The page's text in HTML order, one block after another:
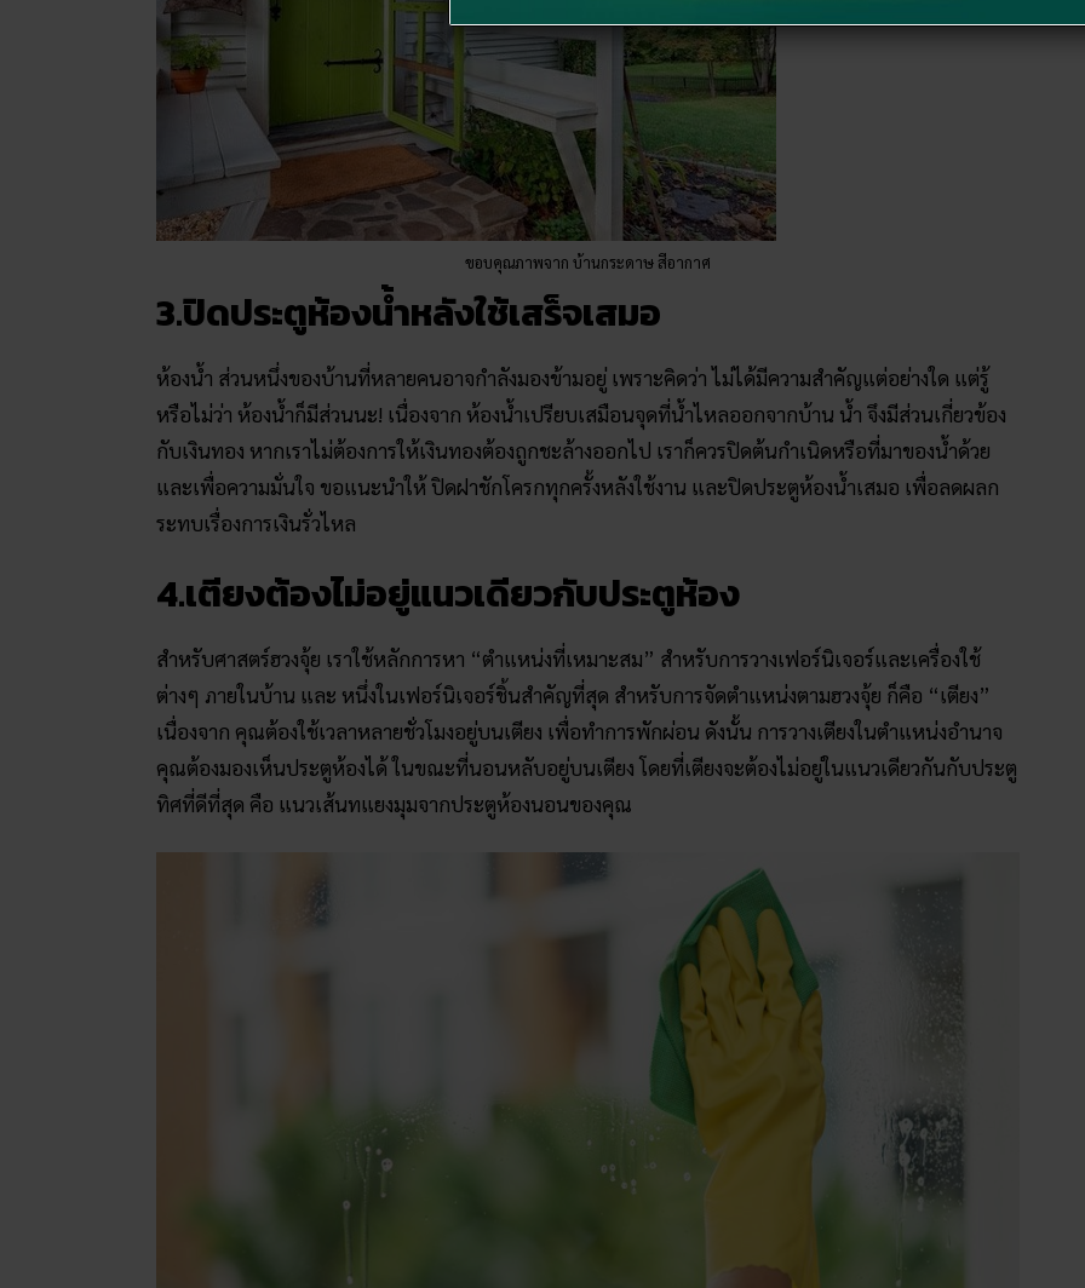
ขอบคุณภาพจาก บ้านกระดาษ สีอากาศ
3.ปิดประตูห้องน้ำหลังใช้เสร็จเสมอ
ห้องน้ำ ส่วนหนึ่งของบ้านที่หลายคนอาจกำลังมองข้ามอยู่ เพราะคิดว่า ไม่ได้มีความสำคัญแต่อย่างใด แต่รู้
หรือไม่ว่า ห้องน้ำก็มีส่วนนะ! เนื่องจาก ห้องน้ำเปรียบเสมือนจุดที่น้ำไหลออกจากบ้าน น้ำ จึงมีส่วนเกี่ยวข้อง
กับเงินทอง หากเราไม่ต้องการให้เงินทองต้องถูกชะล้างออกไป เราก็ควรปิดต้นกำเนิดหรือที่มาของน้ำด้วย
และเพื่อความมั่นใจ ขอแนะนำให้ ปิดฝาชักโครกทุกครั้งหลังใช้งาน และปิดประตูห้องน้ำเสมอ เพื่อลดผลก
ระทบเรื่องการเงินรั่วไหล
4.เตียงต้องไม่อยู่แนวเดียวกับประตูห้อง
สำหรับศาสตร์ฮวงจุ้ย เราใช้หลักการหา “ตำแหน่งที่เหมาะสม” สำหรับการวางเฟอร์นิเจอร์และเครื่องใช้
ต่างๆ ภายในบ้าน และ หนึ่งในเฟอร์นิเจอร์ชิ้นสำคัญที่สุด สำหรับการจัดตำแหน่งตามฮวงจุ้ย ก็คือ “เตียง”
เนื่องจาก คุณต้องใช้เวลาหลายชั่วโมงอยู่บนเตียง เพื่อทำการพักผ่อน ดังนั้น การวางเตียงในตำแหน่งอำนาจ
คุณต้องมองเห็นประตูห้องได้ ในขณะที่นอนหลับอยู่บนเตียง โดยที่เตียงจะต้องไม่อยู่ในแนวเดียวกันกับประตู
ทิศที่ดีที่สุด คือ แนวเส้นทแยงมุมจากประตูห้องนอนของคุณ